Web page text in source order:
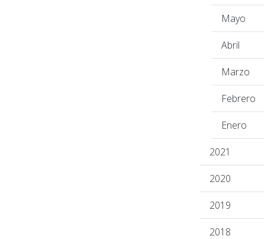
Mayo
Abril
Marzo
Febrero
Enero
2021
2020
2019
2018